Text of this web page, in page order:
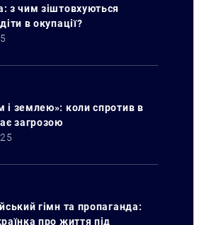
з чим зіштовхуються
в окупації?
і землею»: коли спротив в
загрозою
гімн та пропаганда:
про життя під